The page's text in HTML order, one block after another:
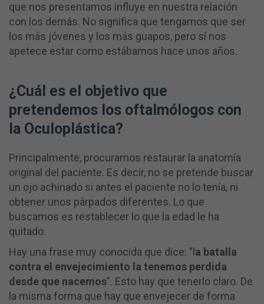
que nos presentamos influye en nuestra relación
con los demás. No significa que tengamos que ser
los más jóvenes y los más guapos, pero sí nos
apetece estar como estábamos hace unos años.
¿Cuál es el objetivo que
pretendemos los oftalmólogos con
la Oculoplástica?
Principalmente, procuramos restaurar la anatomía
original del paciente. Es decir, no se pretende buscar
un ojo achinado si antes el paciente no lo tenía, ni
obtener unos párpados diferentes. Lo que
buscamos es restablecer lo que la edad le ha
quitado.
Hay una frase muy conocida que dice: "l a batalla
contra el envejecimiento la tenemos perdida
desde que nacemos". Esto hay que tenerlo claro. De
la misma forma que hay que envejecer de forma